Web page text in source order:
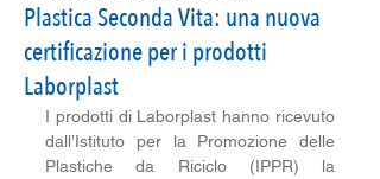
Plastica Seconda Vita: una nuova
certificazione per i prodotti
Laborplast
I prodotti di Laborplast hanno ricevuto
dall’Istituto per la Promozione delle
Plastiche da Riciclo (IPPR) la